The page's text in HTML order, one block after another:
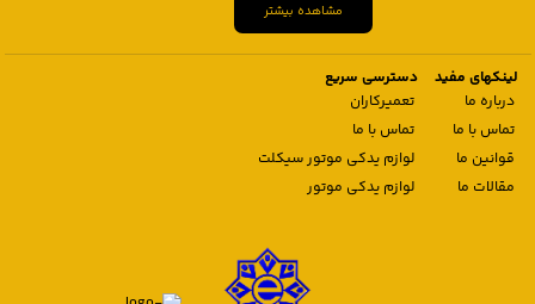
مشاهده بیشتر
لینکهای مفید
درباره ما
تماس با ما
قوانین ما
مقالات ما
دسترسی سریع
تعمیرکاران
تماس با ما
لوازم یدکی موتور سیکلت
لوازم یدکی موتور